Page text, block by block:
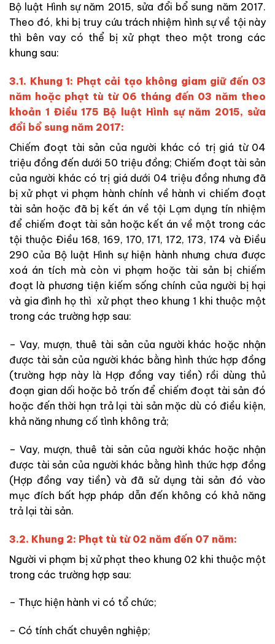
Bộ luật Hình sự năm 2015, sửa đổi bổ sung năm 2017.
Theo đó, khi bị truy cứu trách nhiệm hình sự về tội này
thì bên vay có thể bị xử phạt theo một trong các
khung sau:
3.1. Khung 1: Phạt cải tạo không giam giữ đến 03
năm hoặc phạt tù từ 06 tháng đến 03 năm theo
khoản 1 Điều 175 Bộ luật Hình sự năm 2015, sửa
đổi bổ sung năm 2017:
Chiếm đoạt tài sản của người khác có trị giá từ 04
triệu đồng đến dưới 50 triệu đồng; Chiếm đoạt tài sản
của người khác có trị giá dưới 04 triệu đồng nhưng đã
bị xử phạt vi phạm hành chính về hành vi chiếm đoạt
tài sản hoặc đã bị kết án về tội Lạm dụng tín nhiệm
để chiếm đoạt tài sản hoặc kết án về một trong các
tội thuộc Điều 168, 169, 170, 171, 172, 173, 174 và Điều
290 của Bộ luật Hình sự hiện hành nhưng chưa được
xoá án tích mà còn vi phạm hoặc tài sản bị chiếm
đoạt là phương tiện kiếm sống chính của người bị hại
và gia đình họ thì xử phạt theo khung 1 khi thuộc một
trong các trường hợp sau:
– Vay, mượn, thuê tài sản của người khác hoặc nhận
được tài sản của người khác bằng hình thức hợp đồng
(trường hợp này là Hợp đồng vay tiền) rồi dùng thủ
đoạn gian dối hoặc bỏ trốn để chiếm đoạt tài sản đó
hoặc đến thời hạn trả lại tài sản mặc dù có điều kiện,
khả năng nhưng cố tình không trả;
– Vay, mượn, thuê tài sản của người khác hoặc nhận
được tài sản của người khác bằng hình thức hợp đồng
(Hợp đồng vay tiền) và đã sử dụng tài sản đó vào
mục đích bất hợp pháp dẫn đến không có khả năng
trả lại tài sản.
3.2. Khung 2: Phạt tù từ 02 năm đến 07 năm:
Người vi phạm bị xử phạt theo khung 02 khi thuộc một
trong các trường hợp sau:
– Thực hiện hành vi có tổ chức;
– Có tính chất chuyên nghiệp;